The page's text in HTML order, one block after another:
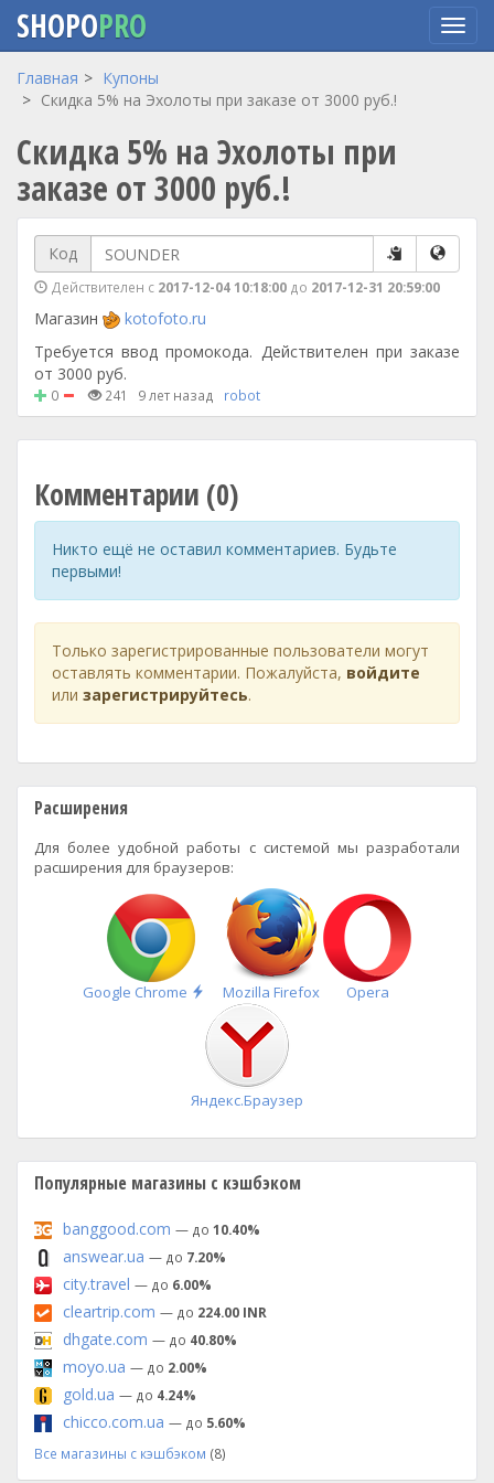
Перейти
содержанию
SHOPOPRO
Главная
Купоны
Скидка 5% на Эхолоты при заказе от 3000 руб.!
Скидка 5% на Эхолоты при
заказе от 3000 руб.!
Код
Действителен с 2017-12-04 10:18:00 до 2017-12-31 20:59:00
Магазин
kotofoto.ru
Требуется ввод промокода. Действителен при заказе
от 3000 руб.
0 241 9 лет назад robot
Комментарии (0)
Никто ещё не оставил комментариев. Будьте
первыми!
Только зарегистрированные пользователи могут
оставлять комментарии. Пожалуйста, войдите
или зарегистрируйтесь.
Расширения
Для более удобной работы с системой мы разработали
расширения для браузеров:
Google Chrome
Быстрая
установка
Mozilla Firefox Opera
Яндекс.Браузер
Популярные магазины с кэшбэком
banggood.com — до 10.40%
answear.ua — до 7.20%
city.travel — до 6.00%
cleartrip.com — до 224.00 INR
dhgate.com — до 40.80%
moyo.ua — до 2.00%
gold.ua — до 4.24%
chicco.com.ua — до 5.60%
Все магазины с кэшбэком (8)